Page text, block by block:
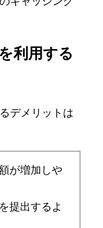
利用する
デメリットは
が増加しや
提出するよ